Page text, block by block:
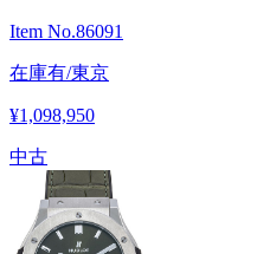
Item No.86091
在庫有/東京
¥1,098,950
中古